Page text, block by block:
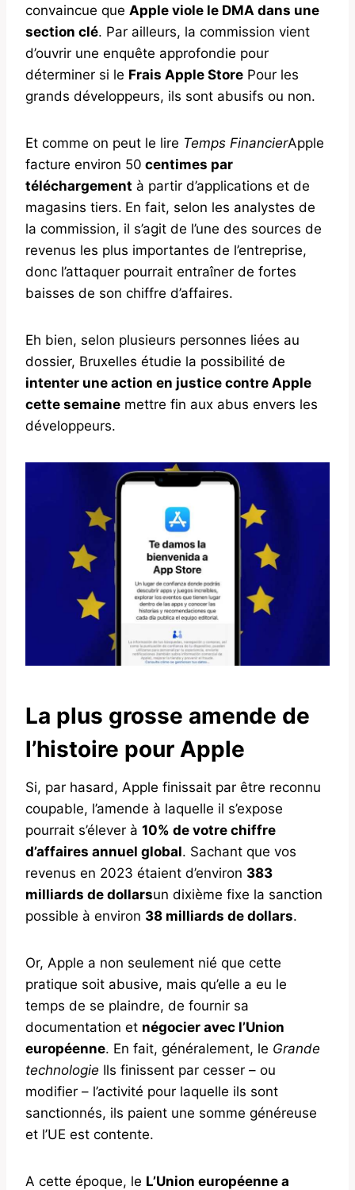
convaincue que Apple viole le DMA dans une
section clé. Par ailleurs, la commission vient
d’ouvrir une enquête approfondie pour
déterminer si le Frais Apple Store Pour les
grands développeurs, ils sont abusifs ou non.
Et comme on peut le lire Temps FinancierApple
facture environ 50 centimes par
téléchargement à partir d’applications et de
magasins tiers. En fait, selon les analystes de
la commission, il s’agit de l’une des sources de
revenus les plus importantes de l’entreprise,
donc l’attaquer pourrait entraîner de fortes
baisses de son chiffre d’affaires.
Eh bien, selon plusieurs personnes liées au
dossier, Bruxelles étudie la possibilité de
intenter une action en justice contre Apple
cette semaine mettre fin aux abus envers les
développeurs.
La plus grosse amende de
l’histoire pour Apple
Si, par hasard, Apple finissait par être reconnu
coupable, l’amende à laquelle il s’expose
pourrait s’élever à 10% de votre chiffre
d’affaires annuel global. Sachant que vos
revenus en 2023 étaient d’environ 383
milliards de dollarsun dixième fixe la sanction
possible à environ 38 milliards de dollars.
Or, Apple a non seulement nié que cette
pratique soit abusive, mais qu’elle a eu le
temps de se plaindre, de fournir sa
documentation et négocier avec l’Union
européenne. En fait, généralement, le Grande
technologie Ils finissent par cesser – ou
modifier – l’activité pour laquelle ils sont
sanctionnés, ils paient une somme généreuse
et l’UE est contente.
A cette époque, le L’Union européenne a